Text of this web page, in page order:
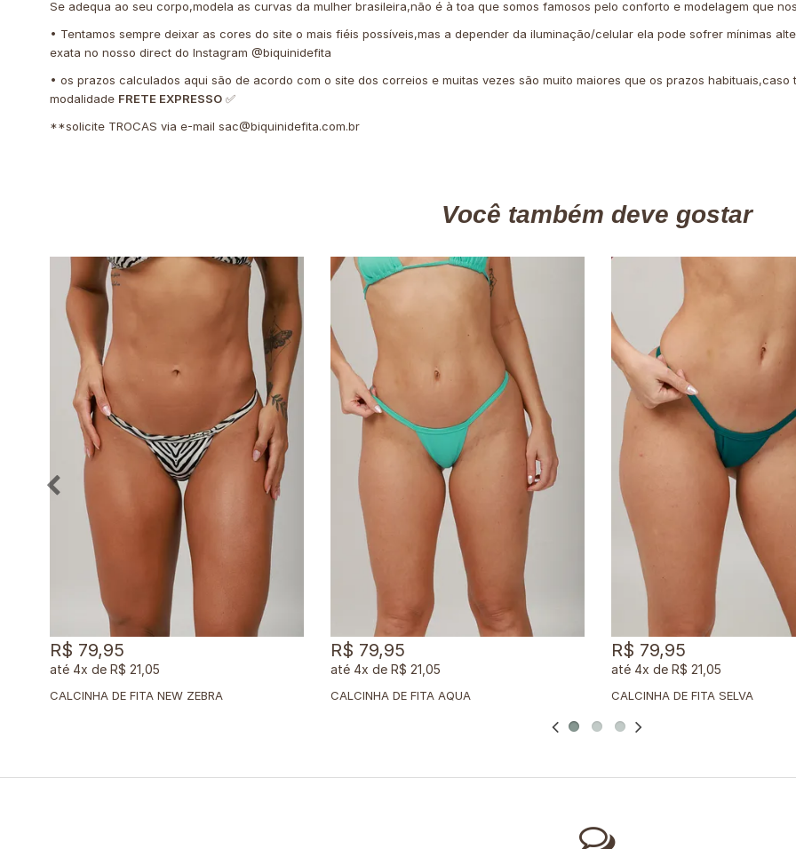
Se adequa ao seu corpo,modela as curvas da mulher brasileira,não é à toa que somos famosos pelo conforto e modelagem que
• Tentamos sempre deixar as cores do site o mais fiéis possíveis,mas a depender da iluminação/celular ela pode sofrer mínimas
exata no nosso direct do Instagram @biquinidefita
• os prazos calculados aqui são de acordo com o site dos correios e muitas vezes são muito maiores que os prazos
modalidade FRETE EXPRESSO ✅
**solicite TROCAS via e-mail sac@biquinidefita.com.br
Você também deve gostar
CALCINHA DE FITA NEW ZEBRA
R$ 79,95
4x de R$ 21,05
CALCINHA DE FITA AQUA
R$ 79,95
4x de R$ 21,05
CALCINHA DE FITA SELVA
R$ 79,95
4x de R$ 21,05